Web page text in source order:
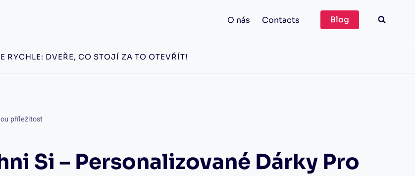
O nás Contacts Blog
RYCHLE: DVEŘE, CO STOJÍ ZA TO OTEVŘÍT!
příležitost
Si – Personalizované Dárky Pro